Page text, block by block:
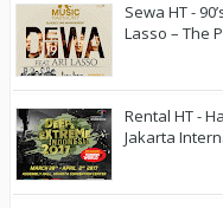
Sewa HT -
Lasso – The
Rental HT -
Jakarta